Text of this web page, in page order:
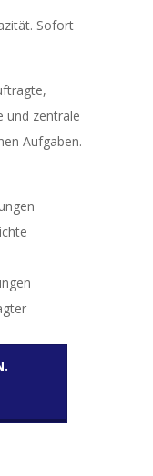
Sofort
und zentrale
Aufgaben.